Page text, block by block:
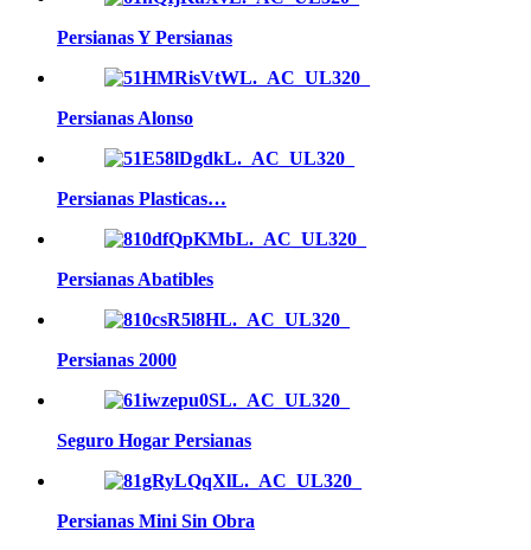
Persianas Y Persianas
Persianas Alonso
Persianas Plasticas…
Persianas Abatibles
Persianas 2000
Seguro Hogar Persianas
Persianas Mini Sin Obra